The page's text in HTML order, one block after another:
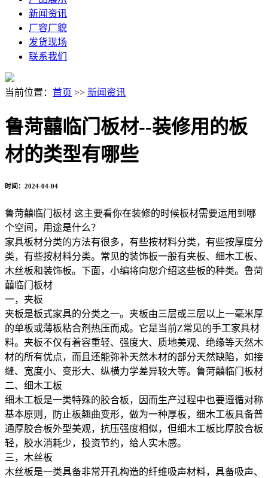
新闻资讯
厂容厂貌
发货现场
联系我们
当前位置： 首页 >> 新闻资讯
鲁菏囍临门板材--装修用的板
材的类型有哪些
时间：2024-04-04
鲁菏囍临门板材 这主要看你在装修的时候板材需要运用到哪
个空间，用途是什么？
家具板材分类的方法有很多，有些按材料分类，有些按厚度分
类，有些按材料分类。常见的装饰板一般有夹板、细木工板、
木丝板和装饰板。下面，小编将向您介绍这些板的种类。鲁菏
囍临门板材
一，夹板
夹板是板式家具的分类之一。夹板由三层或三层以上一毫米厚
的单板或薄板粘合剂热压而成。它是当前Z常见的手工家具材
料。夹板不仅有着容重轻、强度大、质地美观、绝缘等天然木
材的所有优点，而且还能弥补天然木材的部分天然缺陷，如接
缝、宽度小、变形大、纵横力学差异较大等。鲁菏囍临门板材
二、细木工板
细木工板是一类特殊的胶合板，因而生产过程中也要遵循对称
基本原则，防止板翘曲变形，做为一种厚板，细木工板具备普
通厚胶合板外型美观，抗压强度相似，但细木工板比厚胶合板
轻，胶水消耗少，投资节约，给人实木感。
三，木丝板
木丝板是一类具备非常开孔构造的纤维吸声材料，具备吸声、